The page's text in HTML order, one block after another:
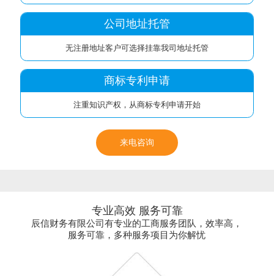
公司地址托管
无注册地址客户可选择挂靠我司地址托管
商标专利申请
注重知识产权，从商标专利申请开始
来电咨询
专业高效 服务可靠
辰信财务有限公司有专业的工商服务团队，效率高，
服务可靠，多种服务项目为你解忧